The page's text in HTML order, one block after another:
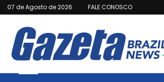
07 de Agosto de 2026 FALE CONOSCO